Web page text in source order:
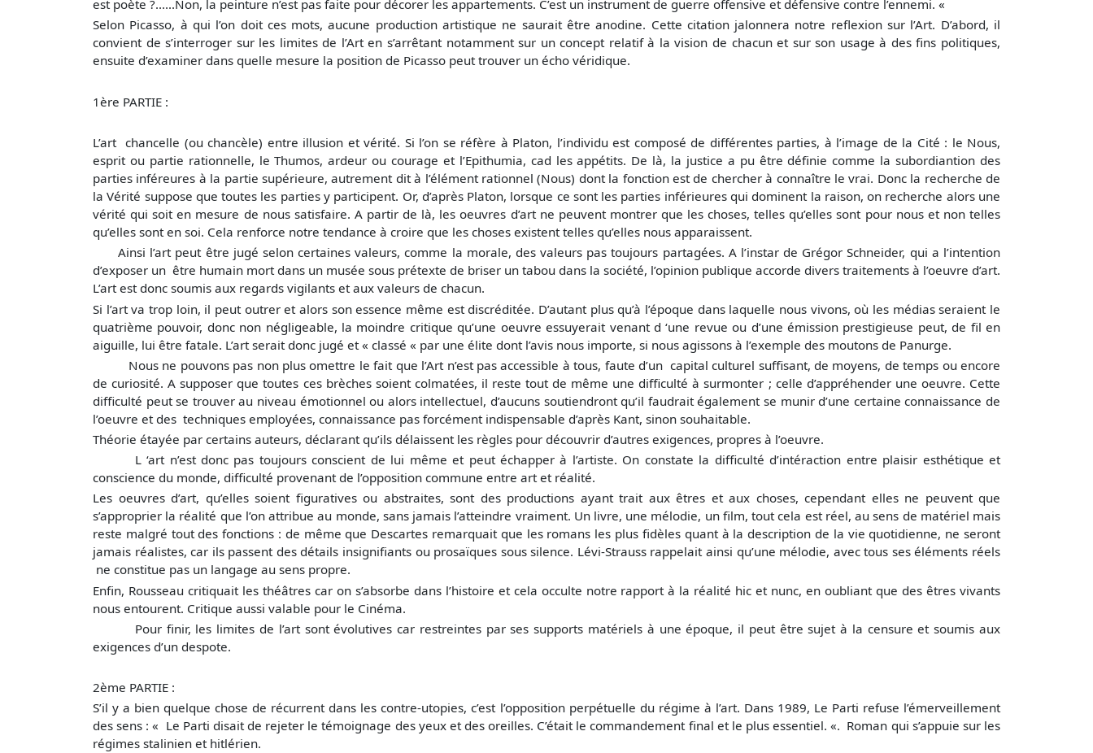
est poète ?......Non, la peinture n’est pas faite pour décorer les appartements. C’est un instrument de guerre offensive et défensive contre l’ennemi. «
Selon Picasso, à qui l’on doit ces mots, aucune production artistique ne saurait être anodine. Cette citation jalonnera notre reflexion sur l’Art. D’abord, il
convient de s’interroger sur les limites de l’Art en s’arrêtant notamment sur un concept relatif à la vision de chacun et sur son usage à des fins politiques,
ensuite d’examiner dans quelle mesure la position de Picasso peut trouver un écho véridique.
1ère PARTIE :
L’art chancelle (ou chancèle) entre illusion et vérité. Si l’on se réfère à Platon, l’individu est composé de différentes parties, à l’image de la Cité : le Nous,
esprit ou partie rationnelle, le Thumos, ardeur ou courage et l’Epithumia, cad les appétits. De là, la justice a pu être définie comme la subordiantion des
parties inféreures à la partie supérieure, autrement dit à l’élément rationnel (Nous) dont la fonction est de chercher à connaître le vrai. Donc la recherche de
la Vérité suppose que toutes les parties y participent. Or, d’après Platon, lorsque ce sont les parties inférieures qui dominent la raison, on recherche alors une
vérité qui soit en mesure de nous satisfaire. A partir de là, les oeuvres d’art ne peuvent montrer que les choses, telles qu’elles sont pour nous et non telles
qu’elles sont en soi. Cela renforce notre tendance à croire que les choses existent telles qu’elles nous apparaissent.
Ainsi l’art peut être jugé selon certaines valeurs, comme la morale, des valeurs pas toujours partagées. A l’instar de Grégor Schneider, qui a l’intention
d’exposer un être humain mort dans un musée sous prétexte de briser un tabou dans la société, l’opinion publique accorde divers traitements à l’oeuvre d’art.
L’art est donc soumis aux regards vigilants et aux valeurs de chacun.
Si l’art va trop loin, il peut outrer et alors son essence même est discréditée. D’autant plus qu’à l’époque dans laquelle nous vivons, où les médias seraient le
quatrième pouvoir, donc non négligeable, la moindre critique qu’une oeuvre essuyerait venant d ‘une revue ou d’une émission prestigieuse peut, de fil en
aiguille, lui être fatale. L’art serait donc jugé et « classé « par une élite dont l’avis nous importe, si nous agissons à l’exemple des moutons de Panurge.
Nous ne pouvons pas non plus omettre le fait que l’Art n’est pas accessible à tous, faute d’un capital culturel suffisant, de moyens, de temps ou encore
de curiosité. A supposer que toutes ces brèches soient colmatées, il reste tout de même une difficulté à surmonter ; celle d’appréhender une oeuvre. Cette
difficulté peut se trouver au niveau émotionnel ou alors intellectuel, d’aucuns soutiendront qu’il faudrait également se munir d’une certaine connaissance de
l’oeuvre et des techniques employées, connaissance pas forcément indispensable d’après Kant, sinon souhaitable.
Théorie étayée par certains auteurs, déclarant qu’ils délaissent les règles pour découvrir d’autres exigences, propres à l’oeuvre.
L ‘art n’est donc pas toujours conscient de lui même et peut échapper à l’artiste. On constate la difficulté d’intéraction entre plaisir esthétique et
conscience du monde, difficulté provenant de l’opposition commune entre art et réalité.
Les oeuvres d’art, qu’elles soient figuratives ou abstraites, sont des productions ayant trait aux êtres et aux choses, cependant elles ne peuvent que
s’approprier la réalité que l’on attribue au monde, sans jamais l’atteindre vraiment. Un livre, une mélodie, un film, tout cela est réel, au sens de matériel mais
reste malgré tout des fonctions : de même que Descartes remarquait que les romans les plus fidèles quant à la description de la vie quotidienne, ne seront
jamais réalistes, car ils passent des détails insignifiants ou prosaïques sous silence. Lévi-Strauss rappelait ainsi qu’une mélodie, avec tous ses éléments réels
ne constitue pas un langage au sens propre.
Enfin, Rousseau critiquait les théâtres car on s’absorbe dans l’histoire et cela occulte notre rapport à la réalité hic et nunc, en oubliant que des êtres vivants
nous entourent. Critique aussi valable pour le Cinéma.
Pour finir, les limites de l’art sont évolutives car restreintes par ses supports matériels à une époque, il peut être sujet à la censure et soumis aux
exigences d’un despote.
2ème PARTIE :
S’il y a bien quelque chose de récurrent dans les contre-utopies, c’est l’opposition perpétuelle du régime à l’art. Dans 1989, Le Parti refuse l’émerveillement
des sens : « Le Parti disait de rejeter le témoignage des yeux et des oreilles. C’était le commandement final et le plus essentiel. «. Roman qui s’appuie sur les
régimes stalinien et hitlérien.